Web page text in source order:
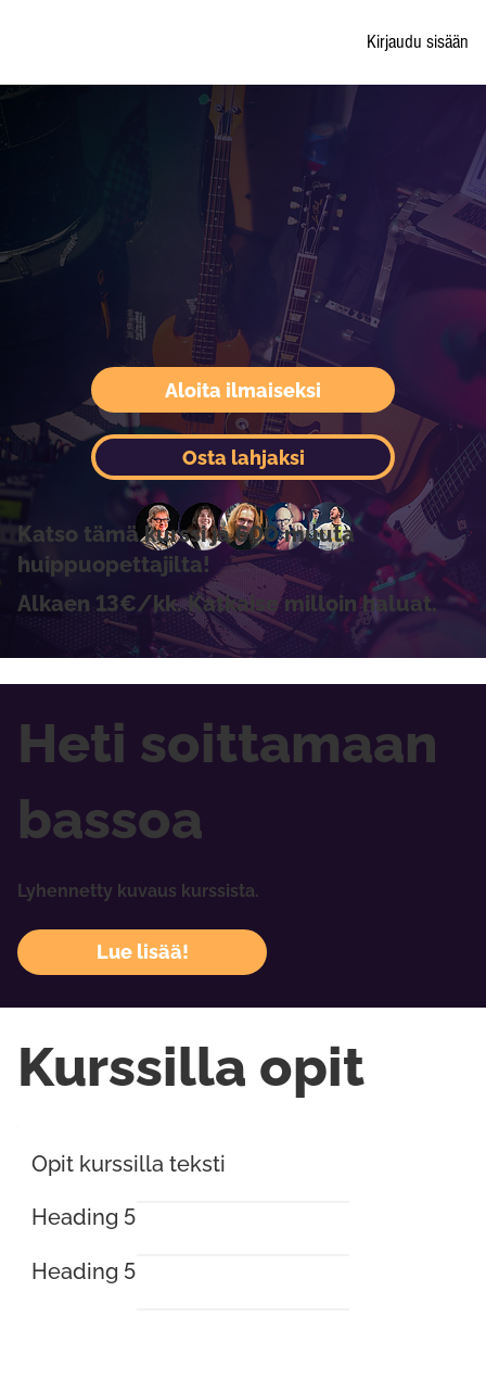
Kirjaudu sisään
Aloita ilmaiseksi
Katso tämä kurssi ja 600 muuta
huippuopettajilta!
Alkaen 13€/kk. Katkaise milloin haluat.
Osta lahjaksi
Heti soittamaan
bassoa
Lyhennetty kuvaus kurssista.
Lue lisää!
Kurssilla opit
Opit kurssilla teksti
Heading 5
Heading 5